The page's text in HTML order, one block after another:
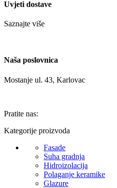
Uvjeti dostave
Saznajte više
Naša poslovnica
Mostanje ul. 43, Karlovac
Pratite nas:
Kategorije proizvoda
Fasade
Suha gradnja
Hidroizolacija
Polaganje keramike
Glazure